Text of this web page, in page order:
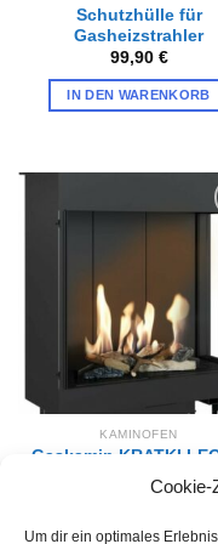
Cookie-
Um dir ein optimales
Schutzhülle für
Gasheizstrahler
99,90 €
IN DEN WARENKORB
KAMINOFEN
Gaskamin KRATKI
/ 62 rechts Erdgas
100/150 8,6 kW